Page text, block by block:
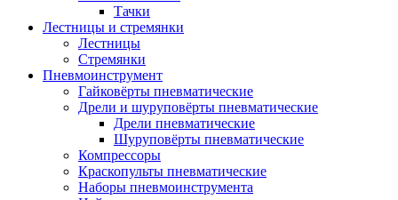
Тачки
Лестницы и стремянки
Лестницы
Стремянки
Пневмоинструмент
Гайковёрты пневматические
Дрели и шуруповёрты пневматические
Дрели пневматические
Шуруповёрты пневматические
Компрессоры
Краскопульты пневматические
Наборы пневмоинструмента